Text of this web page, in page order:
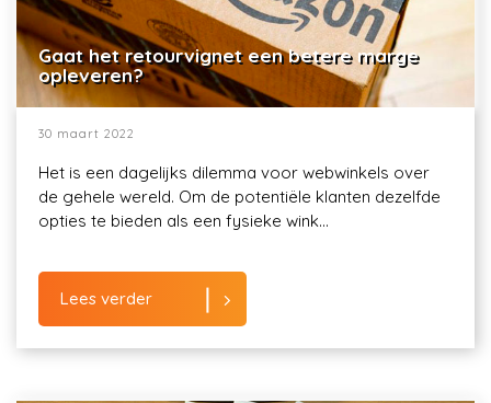
Gaat het retourvignet een betere marge
opleveren?
30 maart 2022
Het is een dagelijks dilemma voor webwinkels over
de gehele wereld. Om de potentiële klanten dezelfde
opties te bieden als een fysieke wink...
Lees verder